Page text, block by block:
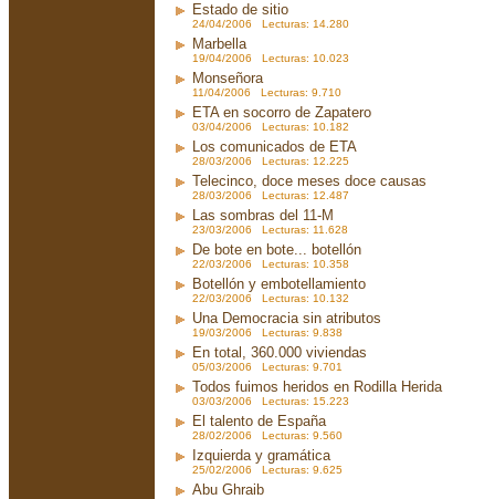
Estado de sitio
24/04/2006 Lecturas: 14.280
Marbella
19/04/2006 Lecturas: 10.023
Monseñora
11/04/2006 Lecturas: 9.710
ETA en socorro de Zapatero
03/04/2006 Lecturas: 10.182
Los comunicados de ETA
28/03/2006 Lecturas: 12.225
Telecinco, doce meses doce causas
28/03/2006 Lecturas: 12.487
Las sombras del 11-M
23/03/2006 Lecturas: 11.628
De bote en bote... botellón
22/03/2006 Lecturas: 10.358
Botellón y embotellamiento
22/03/2006 Lecturas: 10.132
Una Democracia sin atributos
19/03/2006 Lecturas: 9.838
En total, 360.000 viviendas
05/03/2006 Lecturas: 9.701
Todos fuimos heridos en Rodilla Herida
03/03/2006 Lecturas: 15.223
El talento de España
28/02/2006 Lecturas: 9.560
Izquierda y gramática
25/02/2006 Lecturas: 9.625
Abu Ghraib